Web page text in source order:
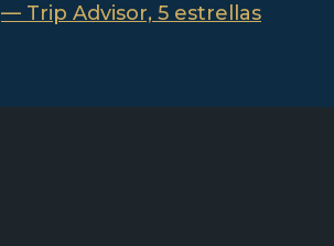
— Trip Advisor, 5 estrellas